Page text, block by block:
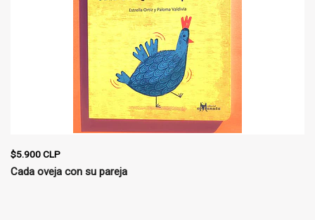
$5.900 CLP
Cada oveja con su pareja